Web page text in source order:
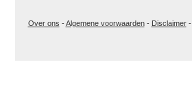
Over ons -Algemene voorwaarden- Disclaimer-